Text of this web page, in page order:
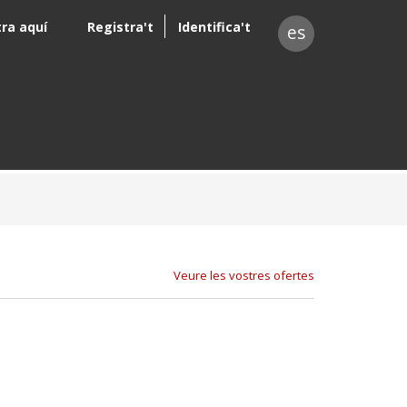
aquí Registra't Identifica't es
Veure les vostres ofertes